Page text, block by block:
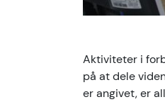
Aktiviteter i
på at dele
er angivet, er